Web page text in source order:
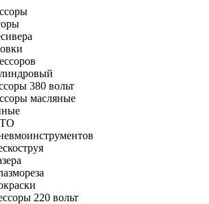
380 вольт
масляные
220 вольт